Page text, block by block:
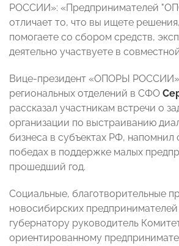
РОССИИ»: «Предпринимателей
отличает то, что вы ищете
помогаете со сбором средств,
деятельно участвуете в
Вице-президент «ОПОРЫ
региональных отделений в СФО
рассказал участникам встречи о
организации по выстраиванию
бизнеса в субъектах РФ, напомнил
победах в поддержке малых
прошедший год.
Социальные, благотворительные
новосибирских предпринимателей
губернатору руководитель
ориентированному